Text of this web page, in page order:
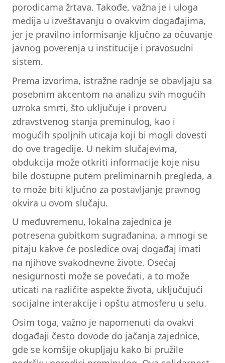
porodicama žrtava. Takođe, važna je i uloga
medija u izveštavanju o ovakvim događajima,
jer je pravilno informisanje ključno za očuvanje
javnog poverenja u institucije i pravosudni
sistem.
Prema izvorima, istražne radnje se obavljaju sa
posebnim akcentom na analizu svih mogućih
uzroka smrti, što uključuje i proveru
zdravstvenog stanja preminulog, kao i
mogućih spoljnih uticaja koji bi mogli dovesti
do ove tragedije. U nekim slučajevima,
obdukcija može otkriti informacije koje nisu
bile dostupne putem preliminarnih pregleda, a
to može biti ključno za postavljanje pravnog
okvira u ovom slučaju.
U međuvremenu, lokalna zajednica je
potresena gubitkom sugrađanina, a mnogi se
pitaju kakve će posledice ovaj događaj imati
na njihove svakodnevne živote. Osećaj
nesigurnosti može se povećati, a to može
uticati na različite aspekte života, uključujući
socijalne interakcije i opštu atmosferu u selu.
Osim toga, važno je napomenuti da ovakvi
događaji često dovode do jačanja zajednice,
gde se komšije okupljaju kako bi pružile